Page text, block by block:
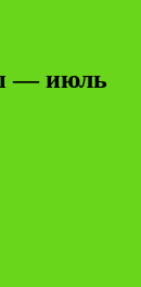
— июль